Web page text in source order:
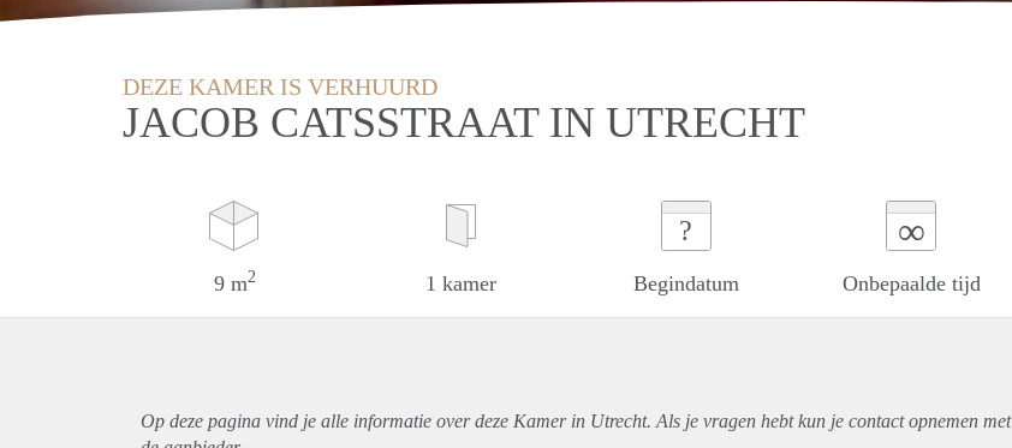
DEZE KAMER IS VERHUURD
JACOB CATSSTRAAT IN UTRECHT
9 m2 1 kamer
?
Begindatum
∞
Onbepaalde tijd
Op deze pagina vind je alle informatie over deze Kamer in Utrecht. Als je vragen hebt kun je contact opnemen met